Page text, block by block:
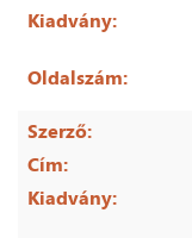
Kiadvány:
Oldalszám:
Szerző:
Cím:
Kiadvány: